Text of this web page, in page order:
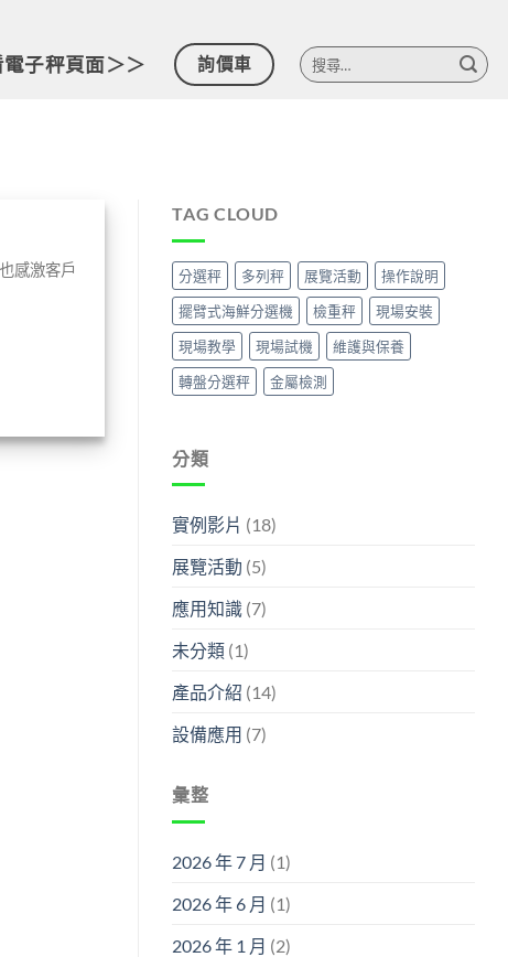
子秤頁面＞＞ 詢價車
搜
尋
感激客戶
TAG CLOUD
分選秤 多列秤 展覽活動
操作說明
擺臂式海鮮分選機
檢重秤
現場安裝
現場教學
現場試機
維護與保養
轉盤分選秤
金屬檢測
分類
實例影片 (18)
展覽活動 (5)
應用知識 (7)
未分類 (1)
產品介紹 (14)
設備應用 (7)
彙整
2026 年 7 月 (1)
2026 年 6 月 (1)
2026 年 1 月 (2)